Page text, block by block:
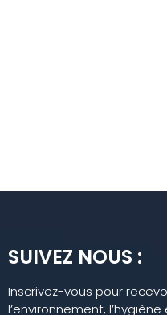
SUIVEZ NOUS :
Inscrivez-vous pour
l’environnement,